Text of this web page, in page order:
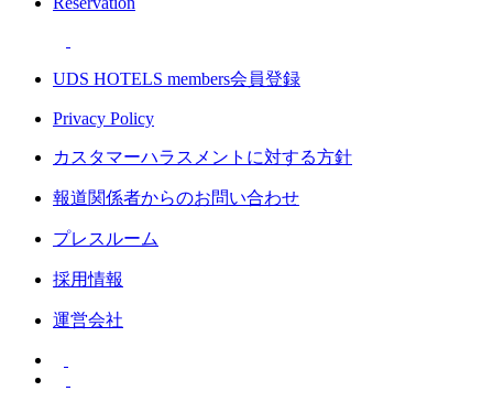
UDS HOTELS members会員登録
Privacy Policy
カスタマーハラスメントに対する方針
報道関係者からのお問い合わせ
プレスルーム
採用情報
運営会社